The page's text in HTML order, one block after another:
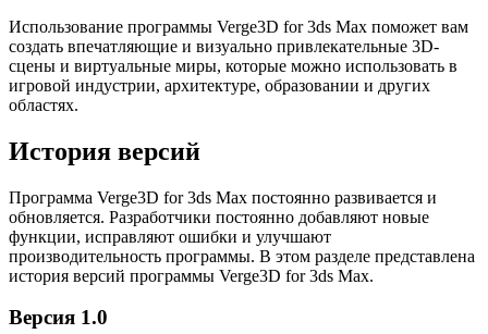
Использование программы Verge3D for 3ds Max поможет вам
создать впечатляющие и визуально привлекательные 3D-
сцены и виртуальные миры, которые можно использовать в
игровой индустрии, архитектуре, образовании и других
областях.
История версий
Программа Verge3D for 3ds Max постоянно развивается и
обновляется. Разработчики постоянно добавляют новые
функции, исправляют ошибки и улучшают
производительность программы. В этом разделе представлена
история версий программы Verge3D for 3ds Max.
Версия 1.0